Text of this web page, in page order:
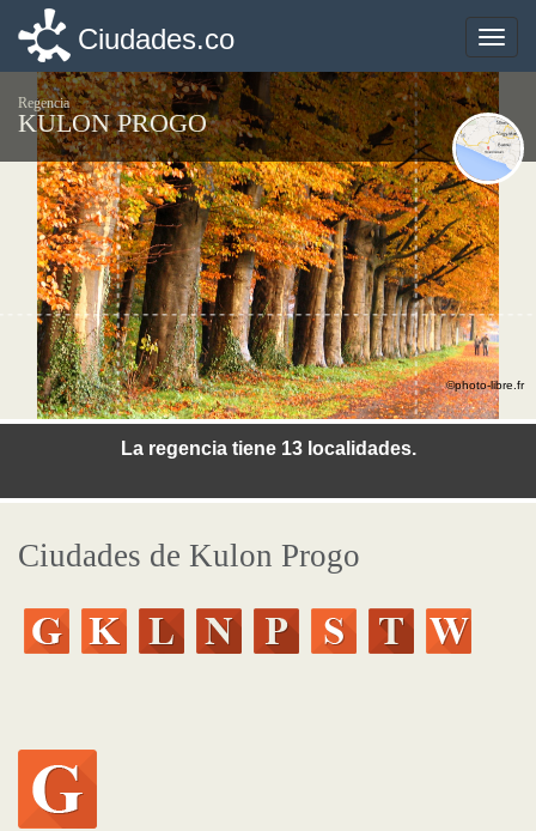
Toggle
Ciudades.co
Regencia
KULON PROGO
La regencia tiene 13 localidades.
©photo-libre.fr
Ciudades de Kulon Progo
Toggle
Ciudades.co